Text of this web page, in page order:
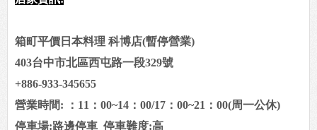
箱町平價日本料理 科博店(暫停營業)
403台中市北區西屯路一段329號
+886-933-345655
營業時間: ：11：00~14：00/17：00~21：00(周一公休)
停車場:路邊停車 停車難度:高